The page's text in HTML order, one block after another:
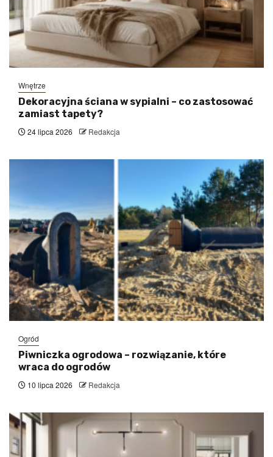
Wnętrze
Dekoracyjna ściana w sypialni – co zastosować
zamiast tapety?
24 lipca 2026 Redakcja
Ogród
Piwniczka ogrodowa – rozwiązanie, które
wraca do ogrodów
10 lipca 2026 Redakcja